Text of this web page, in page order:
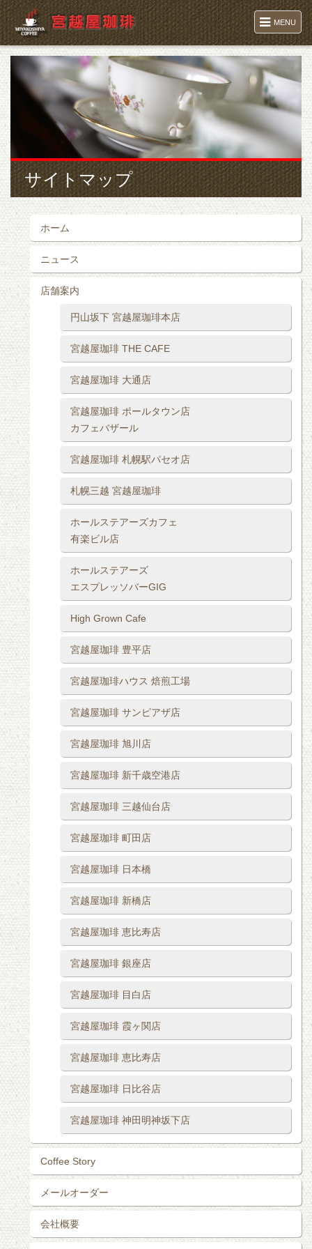
MENU
サイトマップ
ホーム
ニュース
店舗案内
円山坂下 宮越屋珈琲本店
宮越屋珈琲 THE CAFE
宮越屋珈琲 大通店
宮越屋珈琲 ポールタウン店
カフェバザール
宮越屋珈琲 札幌駅パセオ店
札幌三越 宮越屋珈琲
ホールステアーズカフェ
有楽ビル店
ホールステアーズ
エスプレッソバーGIG
High Grown Cafe
宮越屋珈琲 豊平店
宮越屋珈琲ハウス 焙煎工場
宮越屋珈琲 サンピアザ店
宮越屋珈琲 旭川店
宮越屋珈琲 新千歳空港店
宮越屋珈琲 三越仙台店
宮越屋珈琲 町田店
宮越屋珈琲 日本橋
宮越屋珈琲 新橋店
宮越屋珈琲 恵比寿店
宮越屋珈琲 銀座店
宮越屋珈琲 目白店
宮越屋珈琲 霞ヶ関店
宮越屋珈琲 恵比寿店
宮越屋珈琲 日比谷店
宮越屋珈琲 神田明神坂下店
Coffee Story
メールオーダー
会社概要